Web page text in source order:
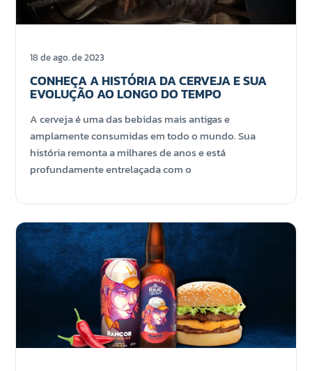
18 de ago. de 2023
CONHEÇA A HISTÓRIA DA CERVEJA E SUA
EVOLUÇÃO AO LONGO DO TEMPO
A cerveja é uma das bebidas mais antigas e
amplamente consumidas em todo o mundo. Sua
história remonta a milhares de anos e está
profundamente entrelaçada com o